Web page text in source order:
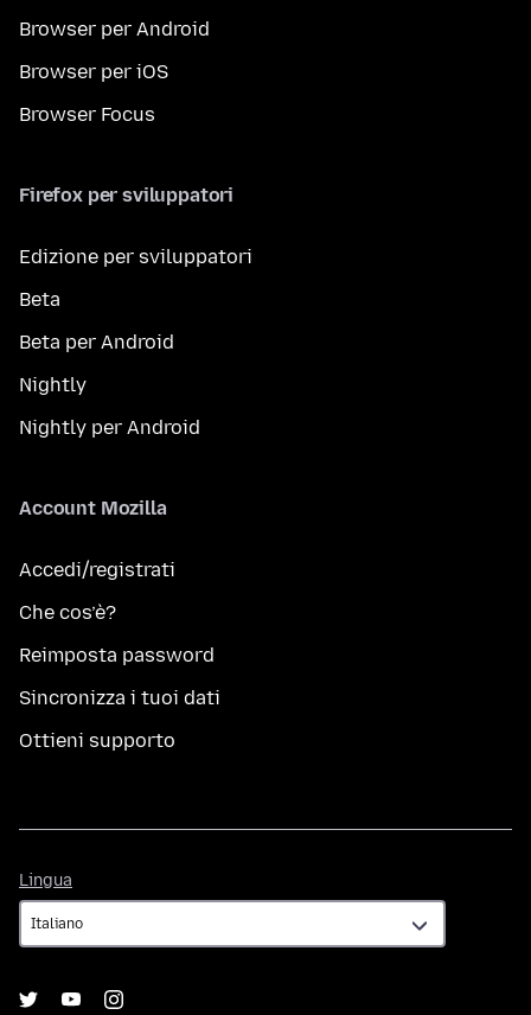
Browser per Android
Browser per iOS
Browser Focus
Firefox per sviluppatori
Edizione per sviluppatori
Beta
Beta per Android
Nightly
Nightly per Android
Account Mozilla
Accedi/registrati
Che cos’è?
Reimposta password
Sincronizza i tuoi dati
Ottieni supporto
Lingua